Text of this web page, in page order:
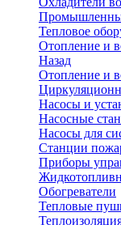
Тепловое
Отопление и
Назад
Отопление и
Насосы и
Насосные
Насосы для
Станции
Приборы
Обогреватели
Тепловые